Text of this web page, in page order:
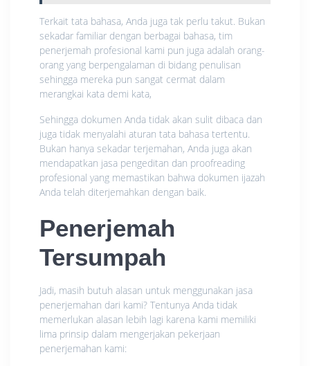
Terkait tata bahasa, Anda juga tak perlu takut. Bukan
sekadar familiar dengan berbagai bahasa, tim
penerjemah profesional kami pun juga adalah orang-
orang yang berpengalaman di bidang penulisan
sehingga mereka pun sangat cermat dalam
merangkai kata demi kata,
Sehingga dokumen Anda tidak akan sulit dibaca dan
juga tidak menyalahi aturan tata bahasa tertentu.
Bukan hanya sekadar terjemahan, Anda juga akan
mendapatkan jasa pengeditan dan proofreading
profesional yang memastikan bahwa dokumen ijazah
Anda telah diterjemahkan dengan baik.
Penerjemah
Tersumpah
Jadi, masih butuh alasan untuk menggunakan jasa
penerjemahan dari kami? Tentunya Anda tidak
memerlukan alasan lebih lagi karena kami memiliki
lima prinsip dalam mengerjakan pekerjaan
penerjemahan kami: